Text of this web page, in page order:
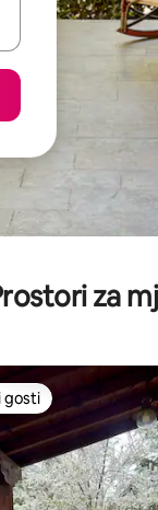
za
gosti
gosti